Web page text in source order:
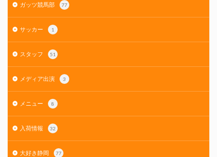
ガッツ競馬部 77
サッカー 1
スタッフ 51
メディア出演 3
メニュー 8
入荷情報 32
大好き静岡 77